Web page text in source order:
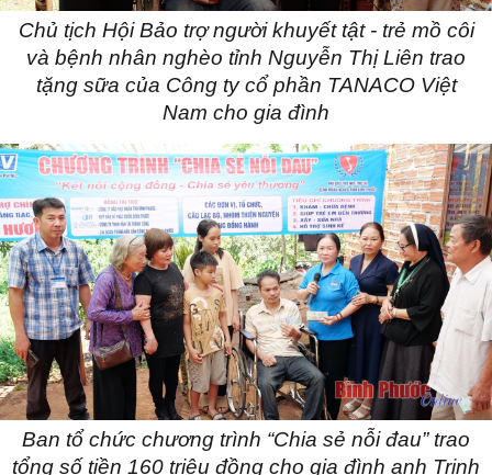
Chủ tịch Hội Bảo trợ người khuyết tật - trẻ mồ côi
và bệnh nhân nghèo tỉnh Nguyễn Thị Liên trao
tặng sữa của Công ty cổ phần TANACO Việt
Nam cho gia đình
Ban tổ chức chương trình “Chia sẻ nỗi đau” trao
tổng số tiền 160 triệu đồng cho gia đình anh Trịnh